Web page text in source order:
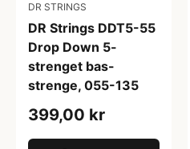
DR STRINGS
DR Strings DDT5-55
Drop Down 5-
strenget bas-
strenge, 055-135
399,00 kr